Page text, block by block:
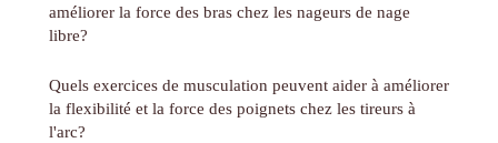
améliorer la force des bras chez les nageurs de nage
libre?
Quels exercices de musculation peuvent aider à améliorer
la flexibilité et la force des poignets chez les tireurs à
l'arc?